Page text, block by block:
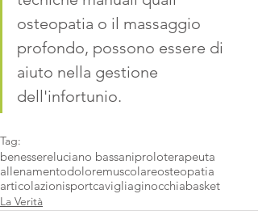
osteopatia o il massaggio
profondo, possono essere di
aiuto nella gestione
dell'infortunio.
Tag:
benessereluciano bassaniproloterapeuta
allenamentodoloremuscolareosteopatia
articolazionisportcavigliaginocchiabasket
La Verità